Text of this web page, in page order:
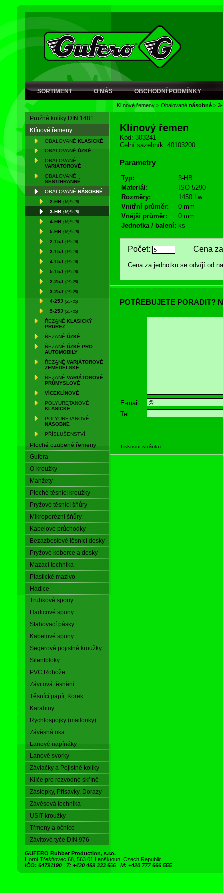
SORTIMENT O NÁS OBCHODNÍ PODMÍNKY
Klínové řemeny > Obalované násobné >
Pružné kolíky DIN 1481
Klínové řemeny
OBALOVANÉ KLASICKÉ
OBALOVANÉ ÚZKÉ
OBALOVANÉ
VARIÁTOROVÉ
OBALOVANÉ
ŠESTIHRANNÉ
OBALOVANÉ NÁSOBNÉ
2-HB (16,5×15)
3-HB (16,5×15)
4-HB (16,5×15)
5-HB (16,5×15)
2-15J (15×16)
3-15J (15×16)
4-15J (15×16)
5-15J (15×16)
2-25J (25×25)
3-25J (25×25)
4-25J (25×25)
5-25J (25×25)
ŘEZANÉ KLASICKÝ
PRŮŘEZ
ŘEZANÉ ÚZKÉ
ŘEZANÉ ÚZKÉ PRO
AUTOMOBILY
ŘEZANÉ VARIÁTOROVÉ
ZEMĚDĚLSKÉ
ŘEZANÉ VARIÁTOROVÉ
PRŮMYSLOVÉ
VÍCEKLÍNOVÉ
POLYURETANOVÉ
KLASICKÉ
POLYURETANOVÉ
NÁSOBNÉ
PŘÍSLUŠENSTVÍ
Ploché ozubené řemeny
Gufera
O-kroužky
Manžety
Ploché těsnící kroužky
Pryžové těsnící šňůry
Mikroporézní šňůry
Kabelové průchodky
Bezazbestové těsnící desky
Pryžové koberce a desky
Mazací technika
Plastické mazivo
Hadice
Trubkové spony
Hadicové spony
Stahovací pásky
Kabelové spony
Segerové pojistné kroužky
Silentbloky
PVC Rohože
Závitová těsnění
Těsnící papír, Korek
Karabiny
Rychlospojky (mailonky)
Závěsná oka
Lanové napínáky
Lanové svorky
Závlačky a Pojistné kolíky
Klíče pro rozvodné skříně
Záslepky, Přísavky, Dorazy
Závěsová technika
USIT-kroužky
Třmeny a očnice
Závitové tyče DIN 976
Klínový řemen
Kód: 303241
Celní sazebník: 40103200
Parametry
Typ:
3-HB
Materiál:
ISO 5290
Rozměry:
1450 Lw
Vnitřní průměr:
0 mm
Vnější průměr:
0 mm
Jednotka / balení: ks
Počet: Cena za
Cena za jednotku se odvíjí od
POTŘEBUJETE PORADIT?
E-mail:
Tel.:
Tisknout stránku
GUFERO Rubber Production, s.r.o.
Horní Třešňovec 68, 563 01 Lanškroun, Czech Republic
IČO: 64791190 | T: +420 469 333 666 | M: +420 777 666 555